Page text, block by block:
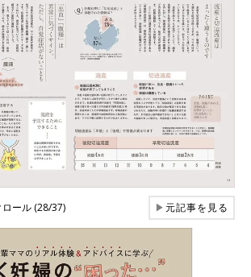
ール (28/37) ▶元記事を見る